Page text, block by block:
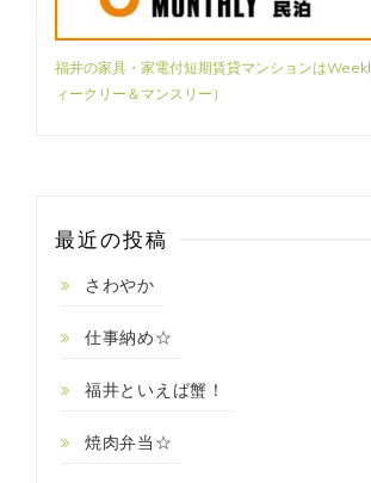
福井の家具・家電付短期賃貸マンションは
ィークリー＆マンスリー）
最近の投稿
さわやか
仕事納め☆
福井といえば蟹！
焼肉弁当☆